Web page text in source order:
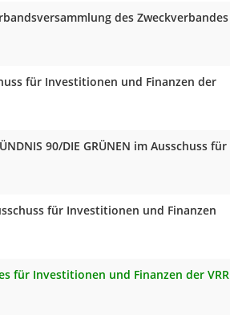
des Zweckverbandes
für Investitionen und Finanzen der
90/DIE GRÜNEN im Ausschuss für
für Investitionen und Finanzen
für Investitionen und Finanzen der VRR